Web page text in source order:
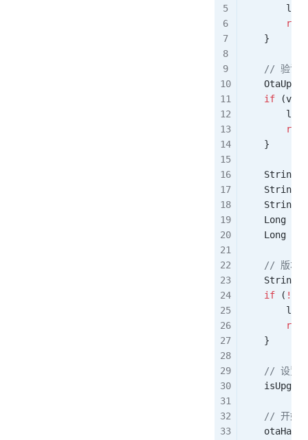
        log
    }
// 验证
    if
(
        log
    }
    String
    String
    String
    Long
    Long
// 版本
    String
    if
( !
        log
    }
// 设置
// 开始